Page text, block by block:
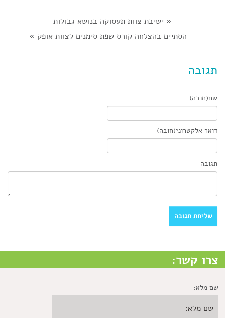
« ישיבת צוות תעסוקה בנושא גבולות
הסתיים בהצלחה קורס שפת סימנים לצוות אופק»
תגובה
שם(חובה)
דואר אלקטרוני(חובה)
תגובה
צרו קשר:
שם מלא: